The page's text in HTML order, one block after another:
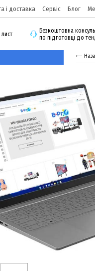
і доставка Сервіс Блог
Безкоштовна
по підготовці до